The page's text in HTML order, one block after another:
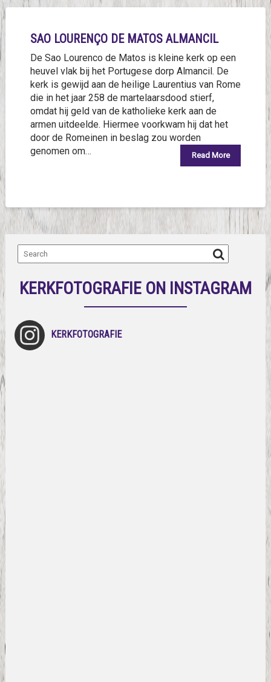
SAO LOURENÇO DE MATOS ALMANCIL
De Sao Lourenco de Matos is kleine kerk op een
heuvel vlak bij het Portugese dorp Almancil. De
kerk is gewijd aan de heilige Laurentius van Rome
die in het jaar 258 de martelaarsdood stierf,
omdat hij geld van de katholieke kerk aan de
armen uitdeelde. Hiermee voorkwam hij dat het
door de Romeinen in beslag zou worden
genomen om…
Read More
KERKFOTOGRAFIE ON INSTAGRAM
KERKFOTOGRAFIE